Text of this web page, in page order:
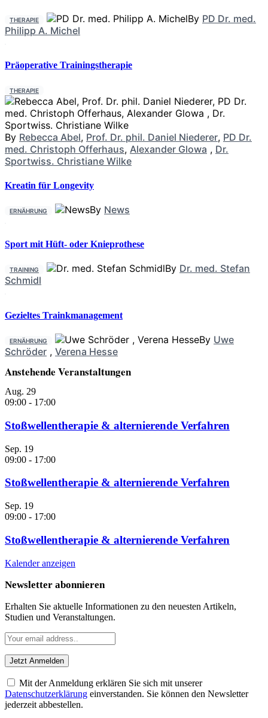
THERAPIE By PD Dr. med.
Philipp A. Michel
Präoperative Trainingstherapie
THERAPIE
By Rebecca Abel, Prof. Dr. phil. Daniel Niederer, PD Dr.
med. Christoph Offerhaus, Alexander Glowa , Dr.
Sportwiss. Christiane Wilke
Kreatin für Longevity
ERNÄHRUNG By News
Sport mit Hüft- oder Knieprothese
TRAINING By Dr. med. Stefan
Schmidl
Gezieltes Trainkmanagement
ERNÄHRUNG By Uwe
Schröder , Verena Hesse
Anstehende Veranstaltungen
Aug. 29
09:00 - 17:00
Stoßwellentherapie & alternierende Verfahren
Sep. 19
09:00 - 17:00
Stoßwellentherapie & alternierende Verfahren
Sep. 19
09:00 - 17:00
Stoßwellentherapie & alternierende Verfahren
Kalender anzeigen
Newsletter abonnieren
Erhalten Sie aktuelle Informationen zu den neuesten Artikeln,
Studien und Veranstaltungen.
Mit der Anmeldung erklären Sie sich mit unserer
Datenschutzerklärung einverstanden. Sie können den Newsletter
jederzeit abbestellen.